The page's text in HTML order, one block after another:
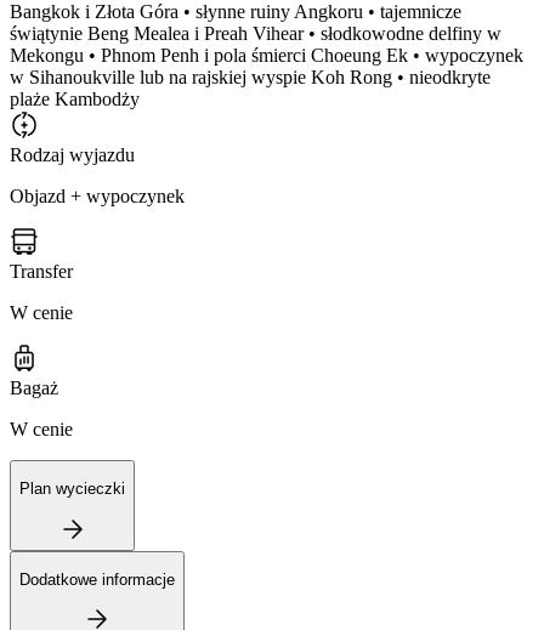
Bangkok i Złota Góra • słynne ruiny Angkoru • tajemnicze
świątynie Beng Mealea i Preah Vihear • słodkowodne delfiny w
Mekongu • Phnom Penh i pola śmierci Choeung Ek • wypoczynek
w Sihanoukville lub na rajskiej wyspie Koh Rong • nieodkryte
plaże Kambodży
Rodzaj wyjazdu
Objazd + wypoczynek
Transfer
W cenie
Bagaż
W cenie
Plan wycieczki
Dodatkowe informacje